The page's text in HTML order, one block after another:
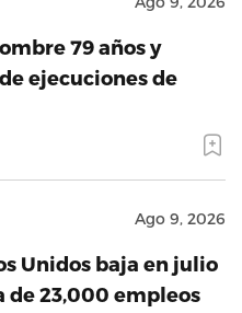
79 años y
ejecuciones de
Ago 9, 2026
Unidos baja en julio
de 23,000 empleos